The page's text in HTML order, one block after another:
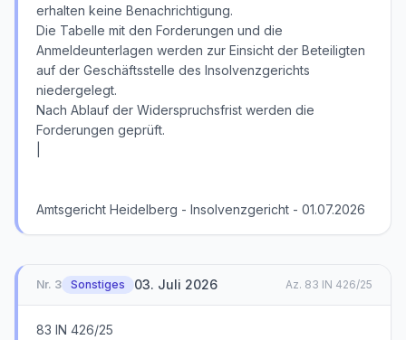
erhalten keine Benachrichtigung.
Die Tabelle mit den Forderungen und die
Anmeldeunterlagen werden zur Einsicht der Beteiligten
auf der Geschäftsstelle des Insolvenzgerichts
niedergelegt.
Nach Ablauf der Widerspruchsfrist werden die
Forderungen geprüft.
Amtsgericht Heidelberg - Insolvenzgericht - 01.07.2026
Nr. 3 Sonstiges 03. Juli 2026 Az. 83 IN 426/25
83 IN 426/25